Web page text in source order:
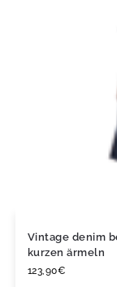
Vintage denim
kurzen ärmeln
123,90€